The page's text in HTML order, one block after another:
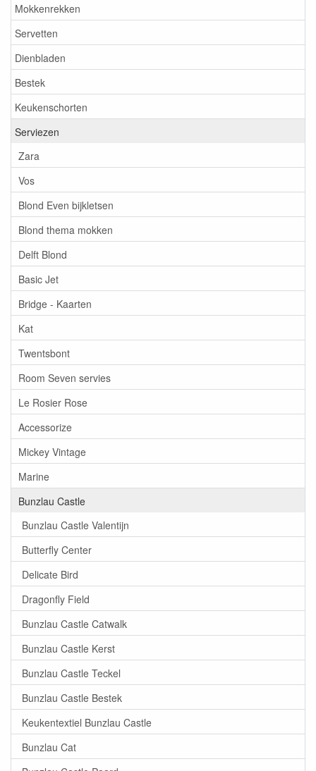
Mokkenrekken
Servetten
Dienbladen
Bestek
Keukenschorten
Serviezen
Zara
Vos
Blond Even bijkletsen
Blond thema mokken
Delft Blond
Basic Jet
Bridge - Kaarten
Kat
Twentsbont
Room Seven servies
Le Rosier Rose
Accessorize
Mickey Vintage
Marine
Bunzlau Castle
Bunzlau Castle Valentijn
Butterfly Center
Delicate Bird
Dragonfly Field
Bunzlau Castle Catwalk
Bunzlau Castle Kerst
Bunzlau Castle Teckel
Bunzlau Castle Bestek
Keukentextiel Bunzlau Castle
Bunzlau Cat